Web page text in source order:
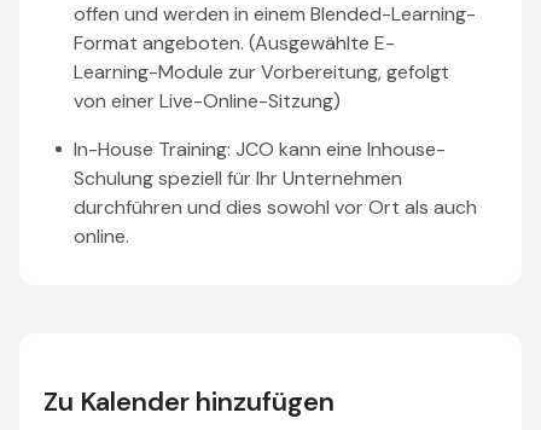
offen und werden in einem Blended-Learning-
Format angeboten. (Ausgewählte E-
Learning-Module zur Vorbereitung, gefolgt
von einer Live-Online-Sitzung)
In-House Training: JCO kann eine Inhouse-
Schulung speziell für Ihr Unternehmen
durchführen und dies sowohl vor Ort als auch
online.
Zu Kalender hinzufügen